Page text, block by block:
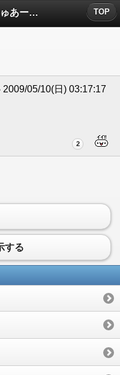
No.7813 ぷりきゅあーきゅあれもねーどー！についたコメント TOP
2009/05/10(日) 03:17:17
2
する